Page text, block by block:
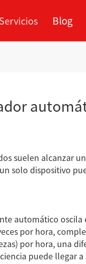
Servicios Blog
suelen alcanzar
solo dispositivo
automático
por hora,
por hora, una
puede llegar